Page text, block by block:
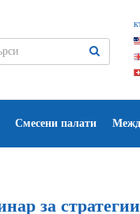
Смесени палати
за